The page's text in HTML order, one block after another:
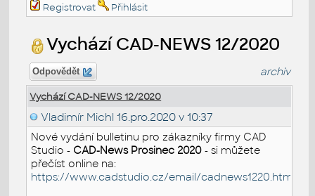
Registrovat
Přihlásit
Vychází CAD-NEWS 12/2020
Odpovědět archiv
Vychází CAD-NEWS 12/2020
Vladimír Michl 16.pro.2020 v 10:37
Nové vydání bulletinu pro zákazníky firmy CAD
Studio - CAD-News Prosinec 2020 - si můžete
přečíst online na:
https://www.cadstudio.cz/email/cadnews1220.htm